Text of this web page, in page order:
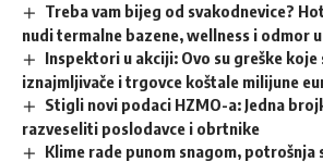
Treba vam bijeg od svakodnevice?
nudi termalne bazene, wellness i odmor
Inspektori u akciji: Ovo su greške
iznajmljivače i trgovce koštale milijune
Stigli novi podaci HZMO-a: Jedna
razveseliti poslodavce i obrtnike
Klime rade punom snagom,